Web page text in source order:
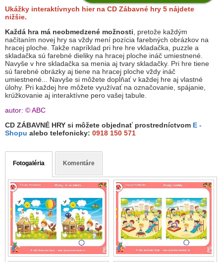
Ukážky interaktívnych hier na CD Zábavné hry 5 nájdete
nižšie.
Každá hra má neobmedzené možnosti , pretože každým
načítaním novej hry sa vždy mení pozícia farebných obrázkov na
hracej ploche. Takže napríklad pri hre hre vkladačka, puzzle a
skladačka sú farebné dieliky na hracej ploche ináč umiestnené.
Navyše v hre skladačka sa menia aj tvary skladačky. Pri hre tiene
sú farebné obrázky aj tiene na hracej ploche vždy ináč
umiestnené... Navyše si môžete dopĺňať v každej hre aj vlastné
úlohy. Pri každej hre môžete využívať na označovanie, spájanie,
krúžkovanie aj interaktívne pero vašej tabule.
autor: © ABC
CD ZÁBAVNÉ HRY si môžete objednať prostredníctvom E -
Shopu alebo telefonicky: 0918 150 571
Fotogaléria Komentáre